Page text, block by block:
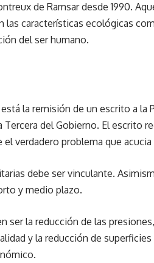
de Ramsar desde 1990.
características ecológicas
del ser humano.
la remisión de un escrito a la
del Gobierno. El escrito
verdadero problema que acucia
debe ser vinculante.
y medio plazo.
ser la reducción de las
y la reducción de